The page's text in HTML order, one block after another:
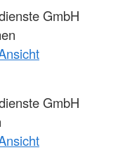
GmbH
GmbH